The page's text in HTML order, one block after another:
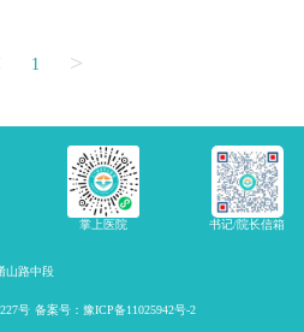
1 >
掌上医院 书记/院长信箱
山路中段
号 备案号：豫ICP备11025942号-2